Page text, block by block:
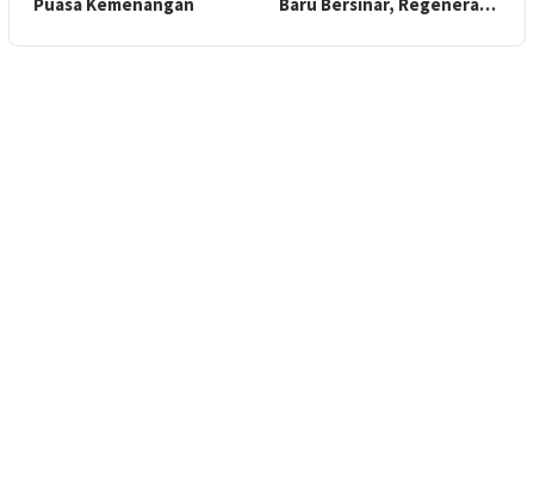
Puasa Kemenangan
Baru Bersinar, Regenera…